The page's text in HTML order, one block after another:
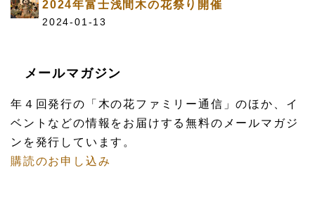
2024年富士浅間木の花祭り開催
2024-01-13
メールマガジン
年４回発行の「木の花ファミリー通信」のほか、イ
ベントなどの情報をお届けする無料のメールマガジ
ンを発行しています。
購読のお申し込み